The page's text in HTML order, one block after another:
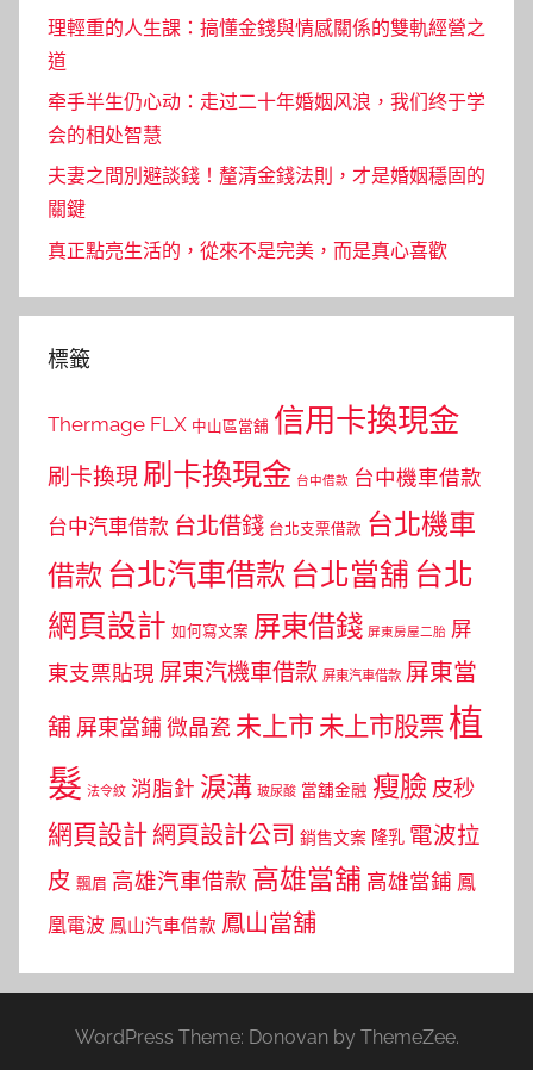
理輕重的人生課：搞懂金錢與情感關係的雙軌經營之
道
牵手半生仍心动：走过二十年婚姻风浪，我们终于学
会的相处智慧
夫妻之間別避談錢！釐清金錢法則，才是婚姻穩固的
關鍵
真正點亮生活的，從來不是完美，而是真心喜歡
標籤
Thermage FLX 中山區當舖 信用卡換現金
刷卡換現 刷卡換現金 台中借款 台中機車借款
台中汽車借款 台北借錢 台北支票借款 台北機車
借款 台北汽車借款 台北當舖 台北
網頁設計 如何寫文案 屏東借錢 屏東房屋二胎 屏
東支票貼現 屏東汽機車借款 屏東汽車借款 屏東當
舖 屏東當鋪 微晶瓷 未上市 未上市股票植
髮 法令紋 消脂針 淚溝 玻尿酸 當舖金融 瘦臉 皮秒
網頁設計 網頁設計公司 銷售文案 隆乳 電波拉
皮 飄眉 高雄汽車借款 高雄當舖 高雄當鋪 鳳
凰電波 鳳山汽車借款 鳳山當舖
WordPress Theme: Donovan by ThemeZee.